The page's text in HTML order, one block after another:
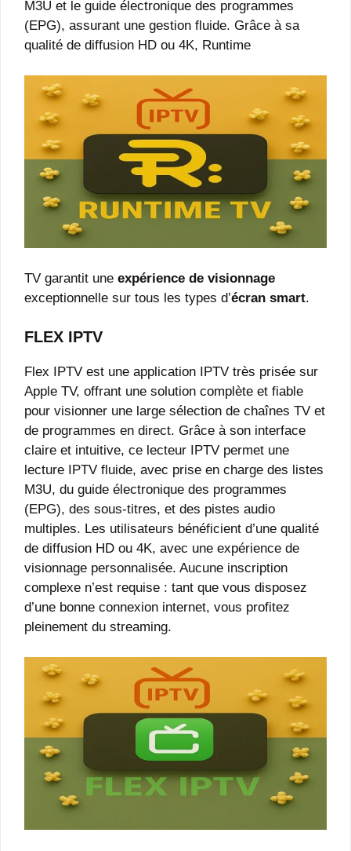
M3U et le guide électronique des programmes
(EPG), assurant une gestion fluide. Grâce à sa
qualité de diffusion HD ou 4K, Runtime
TV garantit une expérience de visionnage
exceptionnelle sur tous les types d’écran smart.
FLEX IPTV
Flex IPTV est une application IPTV très prisée sur
Apple TV, offrant une solution complète et fiable
pour visionner une large sélection de chaînes TV et
de programmes en direct. Grâce à son interface
claire et intuitive, ce lecteur IPTV permet une
lecture IPTV fluide, avec prise en charge des listes
M3U, du guide électronique des programmes
(EPG), des sous-titres, et des pistes audio
multiples. Les utilisateurs bénéficient d’une qualité
de diffusion HD ou 4K, avec une expérience de
visionnage personnalisée. Aucune inscription
complexe n’est requise : tant que vous disposez
d’une bonne connexion internet, vous profitez
pleinement du streaming.